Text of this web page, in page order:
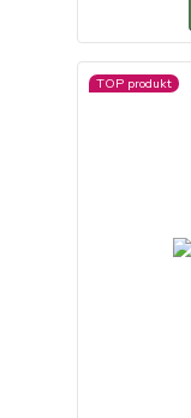
TOP produkt